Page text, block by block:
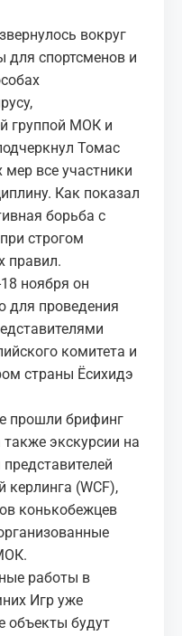
вокруг
для спортсменов и
группой МОК и
Томас
мер все участники
Как показал
борьба с
строгом
правил.
ноября он
для проведения
комитета и
страны Ёсихидэ
прошли брифинг
экскурсии на
(WCF),
конькобежцев
работы в
Игр уже
объекты будут